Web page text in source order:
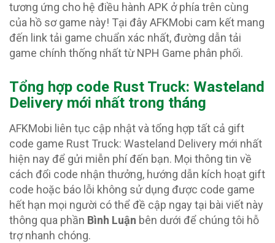
tương ứng cho hệ điều hành APK ở phía trên cùng
của hồ sơ game này! Tại đây AFKMobi cam kết mang
đến link tải game chuẩn xác nhất, đường dẫn tải
game chính thống nhất từ NPH Game phân phối.
Tổng hợp code Rust Truck: Wasteland
Delivery mới nhất trong tháng
AFKMobi liên tục cập nhật và tổng hợp tất cả gift
code game Rust Truck: Wasteland Delivery mới nhất
hiện nay để gửi miễn phí đến bạn. Mọi thông tin về
cách đổi code nhận thưởng, hướng dẫn kích hoạt gift
code hoặc báo lỗi không sử dụng được code game
hết hạn mọi người có thể đề cập ngay tại bài viết này
thông qua phần Bình Luận bên dưới để chúng tôi hỗ
trợ nhanh chóng.